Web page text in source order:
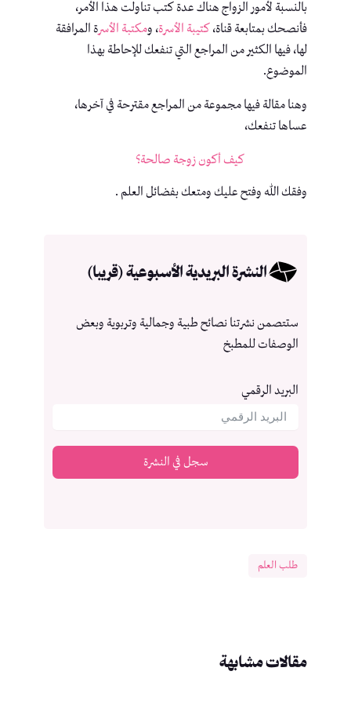
بالنسبة لأمور الزواج هناك عدة كتب تناولت هذا الأمر،
فأنصحك بمتابعة قناة، كتيبة الأسرة، ومكتبة الأسرة المرافقة
لها، فيها الكثير من المراجع التي تنفعك للإحاطة بهذا
الموضوع.
وهنا مقالة فيها مجموعة من المراجع مقترحة في آخرها،
عساها تنفعك،
كيف أكون زوجة صالحة؟
وفقك الله وفتح عليك ومتعك بفضائل العلم .
النشرة البريدية الأسبوعية (قريبا)
ستتصمن نشرتنا نصائح طبية وجمالية وتربوية وبعض
الوصفات للمطبخ
البريد الرقمي
سجل في النشرة
طلب العلم
مقالات مشابهة